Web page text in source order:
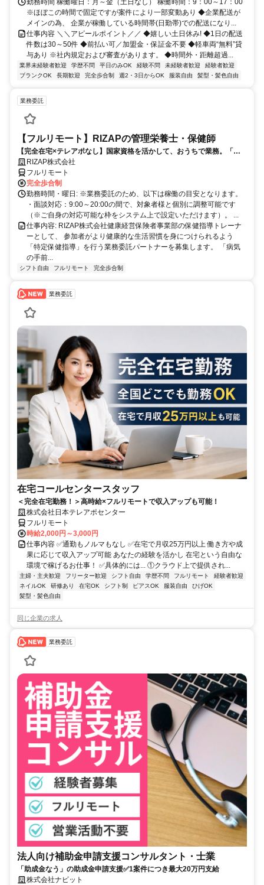
勤務時間 稼働曜日：月～金（土日なし） 稼働時間：9：00～17：00
※ほぼこの時間で固定ですが案件により一部変動あり ◆企業配送が
メインの為、 企業が稼働している時間帯(日勤帯)での配送になり...
仕事内容 ＼＼アピールポイント／／ ◆嬉しい土日休み! ◆1日の配送
件数は30～50件 ◆前払い可／加盟金・保証金不要 ◆軽車両“無料”貸
与あり ※社内規定および審査があります。 ◆時間外・距離超過...
業界未経験者歓迎 学歴不問 平日のみOK 経験不問 未経験者歓迎
経験者歓迎
ブランクOK
長期歓迎 完全歩合制 週2・3日からOK 服装自由 髪型・髪色自由
業務委託
【フルリモート】RIZAPの管理栄養士・保健師
【完全在宅×テレアポなし】国家資格を活かして、おうちで業務。「も
う一つの安心」を。主婦・Wワーカー活躍中！「平日の日中だけ」「夕
方以降の数時間だけ」など、生活リズムに合わせた時間調整が可能で
す。1件ごとの成果報酬型だから、頑張った分だけ手応えのある収入
に。充実のサポート体制で、安心の在宅ワークを始めませんか？
RIZAP株式会社
フルリモート
完全歩合制
勤務時間・曜日: ※業務委託のため、以下は稼働の目安となります。
・面談対応：9:00～20:00の間で、対象者様と個別に調整可能です
（※ご自身の対応可能な枠をシステム上で設定いただけます）。 ...
仕事内容: RIZAP株式会社健康経営保険者事業部の保健指導トレーナ
ーとして、 参加者がより健康的な生活習慣を身につけられるよう
「特定保健指導」を行う業務委託パートナーを募集します。 「病気
の手前...
シフト自由 フルリモート 完全歩合制
業務委託
在宅コールセンタースタッフ
＜完全在宅勤務！＞高時給×フルリモートで収入アップも可能！
株式会社日本テレアポセンター
フルリモート
時給2,000円～3,000円
仕事内容 ✅通勤もノルマもなし ✅在宅で月収25万円以上 働き方や成
果に応じて収入アップ可能 あなたの経験を活かし 在宅という自由な
環境で稼げるお仕事！ ✅具体的には... ①クラウド上で提供され...
主婦・主夫歓迎 フリーター歓迎 シフト自由 学歴不問 フルリモート
経験者歓迎
ネイルOK
研修あり 在宅OK シフト制 ピアスOK 服装自由
ひげOK
髪型・髪色自由
同じ企業の求人
業務委託
法人向け補助金申請支援コンサルタント・士業
「助成金なう」の助成金申請支援✅1案件につき最大20万円支給
株式会社ナビット